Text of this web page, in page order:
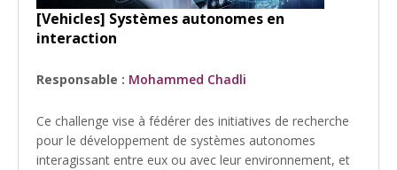
[Vehicles] Systèmes autonomes en
interaction
Responsable : Mohammed Chadli
Ce challenge vise à fédérer des initiatives de recherche
pour le développement de systèmes autonomes
interagissant entre eux ou avec leur environnement, et